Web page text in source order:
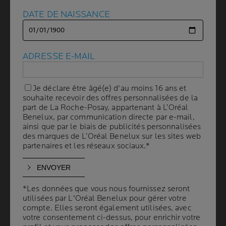
CAPACITÉ Volume
50 ml
RECOMMANDÉ PAR
LES DERMATOLOGUES
Anthelios crème hydratante spf50+ / uva-pf 35
sans parfum, une formule minimaliste sans
compromis sur la protection.
Sa protection à large spectre protège la peau
contre les rayons UVA et UVB, et aide à prévenir
DATE DE NAISSANCE
ADRESSE E-MAIL
Je déclare être âgé(e) d'au moins 16 ans et
souhaite recevoir des offres personnalisées de la
part de La Roche-Posay, appartenant à L’Oréal
Benelux, par communication directe par e-mail,
ainsi que par le biais de publicités personnalisées
des marques de L’Oréal Benelux sur les sites web
partenaires et les réseaux sociaux.*
*Les données que vous nous fournissez seront
utilisées par L'Oréal Benelux pour gérer votre
compte. Elles seront également utilisées, avec
votre consentement ci-dessus, pour enrichir votre
DATE DE NAISSANCE
ADRESSE E-MAIL
Je déclare être âgé(e) d'au moins 16 ans et
souhaite recevoir des offres personnalisées de la
part de La Roche-Posay, appartenant à L’Oréal
Benelux, par communication directe par e-mail,
ainsi que par le biais de publicités personnalisées
des marques de L’Oréal Benelux sur les sites web
partenaires et les réseaux sociaux.*
*Les données que vous nous fournissez seront
utilisées par L'Oréal Benelux pour gérer votre
compte. Elles seront également utilisées, avec
votre consentement ci-dessus, pour enrichir votre